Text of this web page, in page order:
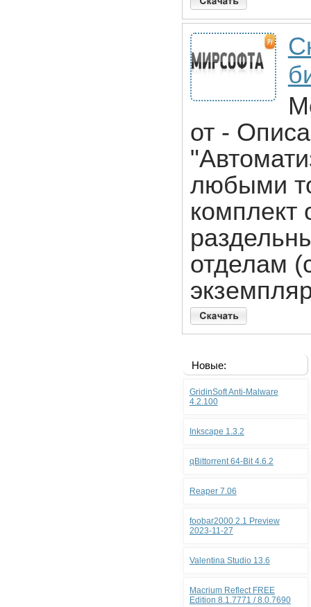
от -
любыми
комплект
отделам
Новые:
GridinSoft Anti-Malware
4.2.100
Inkscape 1.3.2
qBittorrent 64-Bit 4.6.2
Reaper 7.06
foobar2000 2.1 Preview
2023-11-27
Valentina Studio 13.6
Macrium Reflect FREE
Edition 8.1.7771 / 8.0.7690